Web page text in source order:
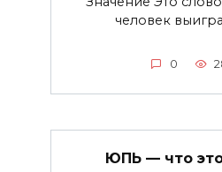
человек
0
ЮПЬ — что